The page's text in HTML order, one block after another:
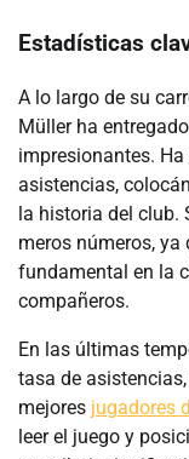
Estadísticas
A lo largo de su
Müller ha
impresionantes.
asistencias,
la historia del club.
meros números, ya
fundamental en la
compañeros.
En las últimas
tasa de
mejores jugadores
leer el juego y